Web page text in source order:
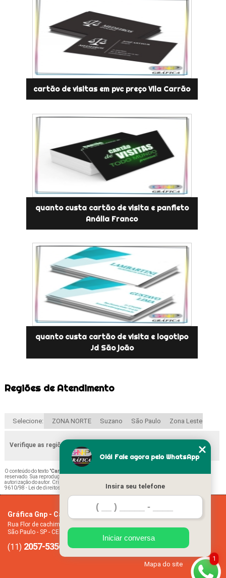
cartão de visitas em pvc preço Vila Carrão
quanto custa cartão de visita e panfleto
Anália Franco
quanto custa cartão de visita e logotipo
Jd São joão
Regiões de Atendimento
Selecione: ZONA NORTE Suzano São Paulo Zona Leste
Verifique as regiões que atendemos
O conteúdo do texto "Cartão de Visitas em Verniz São Miguel Paulista
reservado. Sua reprodução, parcial ou total, mesmo citando nossos links, é proibida sem a
autorização do autor. Crime de violação de direito autoral – artigo 184 do Código Penal –
9610/98 - Lei de direitos autorais
Gráfica Gnp - Cartão de visita
Rua Flor de cachimbo, 274 - Jardim Santana
São Paulo - SP - CEP: 08050-040
(11) 2057-5356 (11)94612-2445
Empresa
Missão
Mapa do site
1
Olá! Fale agora pelo WhatsApp
Insira seu telefone
Iniciar conversa